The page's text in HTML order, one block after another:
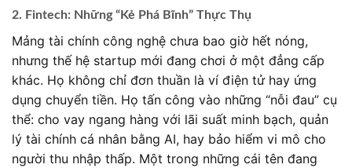
2. Fintech: Những “Kẻ Phá Bĩnh” Thực Thụ
Mảng tài chính công nghệ chưa bao giờ hết nóng,
nhưng thế hệ startup mới đang chơi ở một đẳng cấp
khác. Họ không chỉ đơn thuần là ví điện tử hay ứng
dụng chuyển tiền. Họ tấn công vào những “nỗi đau” cụ
thể: cho vay ngang hàng với lãi suất minh bạch, quản
lý tài chính cá nhân bằng AI, hay bảo hiểm vi mô cho
người thu nhập thấp. Một trong những cái tên đang